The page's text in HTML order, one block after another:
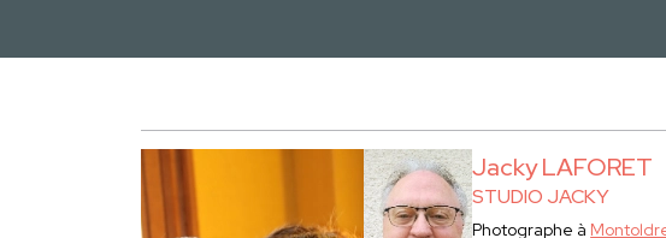
Jacky LAFORET
STUDIO JACKY
Photographe à